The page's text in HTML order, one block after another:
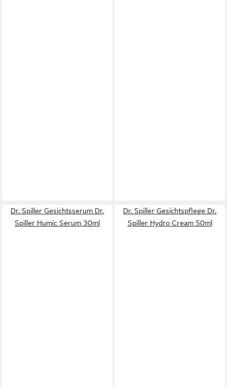
Dr. Spiller Gesichtsserum Dr.
Spiller Humic Serum 30ml
Dr. Spiller Gesichtspflege Dr.
Spiller Hydro Cream 50ml